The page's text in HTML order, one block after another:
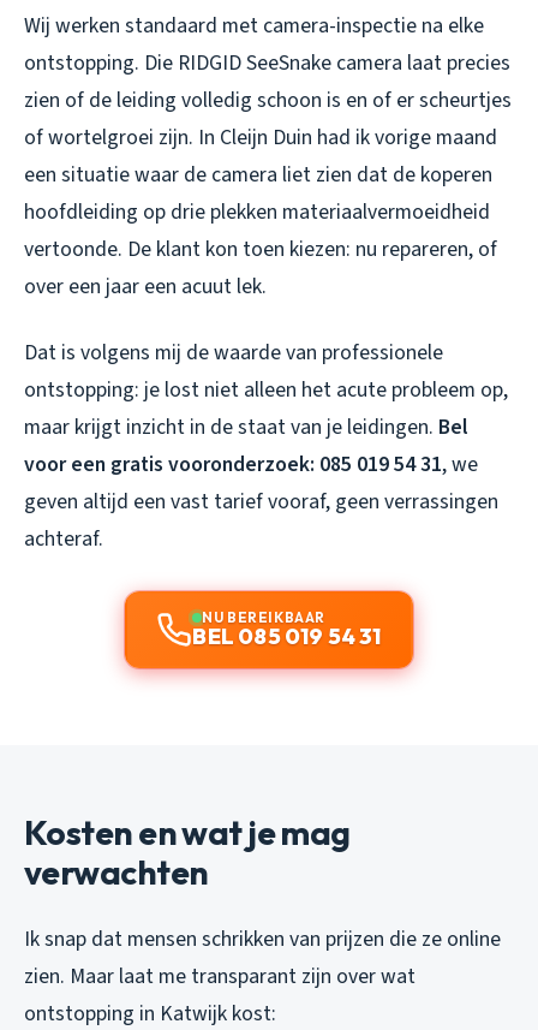
Wij werken standaard met camera-inspectie na elke
ontstopping. Die RIDGID SeeSnake camera laat precies
zien of de leiding volledig schoon is en of er scheurtjes
of wortelgroei zijn. In Cleijn Duin had ik vorige maand
een situatie waar de camera liet zien dat de koperen
hoofdleiding op drie plekken materiaalvermoeidheid
vertoonde. De klant kon toen kiezen: nu repareren, of
over een jaar een acuut lek.
Dat is volgens mij de waarde van professionele
ontstopping: je lost niet alleen het acute probleem op,
maar krijgt inzicht in de staat van je leidingen. Bel
voor een gratis vooronderzoek: 085 019 54 31, we
geven altijd een vast tarief vooraf, geen verrassingen
achteraf.
NU BEREIKBAAR
BEL 085 019 54 31
Kosten en wat je mag
verwachten
Ik snap dat mensen schrikken van prijzen die ze online
zien. Maar laat me transparant zijn over wat
ontstopping in Katwijk kost: